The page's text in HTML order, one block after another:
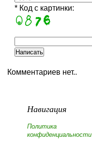
* Код с картинки:
Комментариев нет..
Навигация
Политика
конфиденциальности